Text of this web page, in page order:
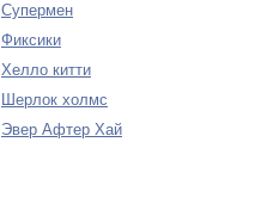
Супермен
Фиксики
Хелло китти
Шерлок холмс
Эвер Афтер Хай